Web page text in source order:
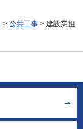
> 公共工事 > 建設業担